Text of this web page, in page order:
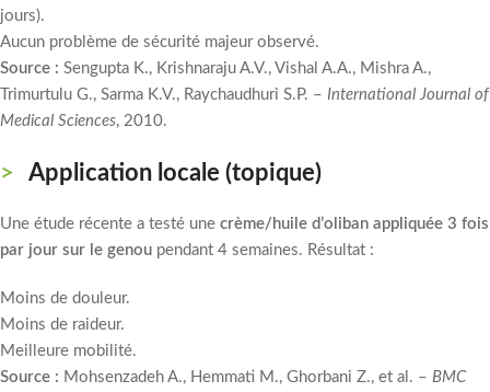
jours).
Aucun problème de sécurité majeur observé.
Source : Sengupta K., Krishnaraju A.V., Vishal A.A., Mishra A.,
Trimurtulu G., Sarma K.V., Raychaudhuri S.P. – International Journal of
Medical Sciences, 2010.
Application locale (topique)
Une étude récente a testé une crème/huile d’oliban appliquée 3 fois
par jour sur le genou pendant 4 semaines. Résultat :
Moins de douleur.
Moins de raideur.
Meilleure mobilité.
Source : Mohsenzadeh A., Hemmati M., Ghorbani Z., et al. – BMC